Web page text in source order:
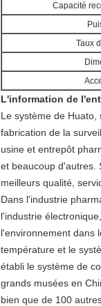
Capacité
Taux
L'information de
Le système de
fabrication de la
usine et entrepôt
et beaucoup d'autres.
meilleurs qualité,
Dans l'industrie
l'industrie
l'environnement dans
température et le
établi le système de
grands musées en
bien que de 100